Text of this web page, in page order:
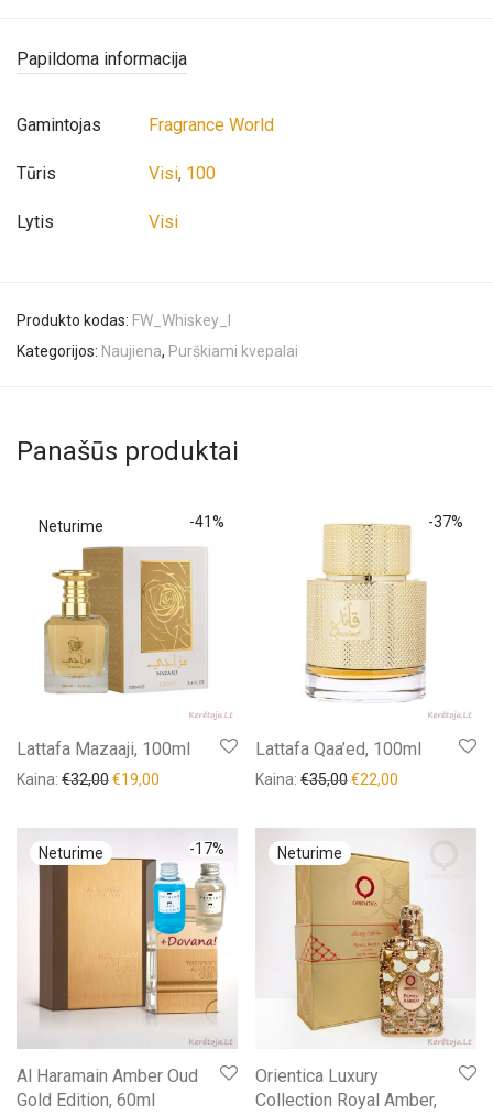
Papildoma informacija
Gamintojas Fragrance World
Tūris Visi, 100
Lytis Visi
Produkto kodas: FW_Whiskey_I
Kategorijos: Naujiena, Purškiami kvepalai
Panašūs produktai
-41%
Lattafa Mazaaji, 100ml
Kaina: €32,00€19,00
-37%
Lattafa Qaa’ed, 100ml
Kaina: €35,00€22,00
-17%
Al Haramain Amber Oud
Gold Edition, 60ml
Orientica Luxury
Collection Royal Amber,